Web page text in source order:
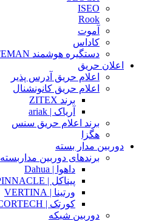
ISEO
Rook
آموت
کاداس
دستگیره هوشمند GATEMAN
اعلان حریق
اعلام حریق آدرس پذیر
اعلام حریق کانونشنال
برند ZITEX
آریاک | ariak
برند اعلام حریق سنس
هگزا
دوربین مدار بسته
برندهای دوربین مداربسته
داهوا | Dahua
پیناکل | PINNACLE
ورتینا | VERTINA
کورتک | CORTECH
دوربین شبکه